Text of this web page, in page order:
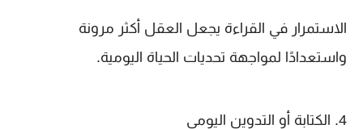
الاستمرار في القراءة يجعل العقل أكثر مرونة
واستعدادًا لمواجهة تحديات الحياة اليومية.
4. الكتابة أو التدوين اليومي